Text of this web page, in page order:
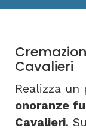
Cavalieri
Realizza
onoranze
Cavalieri.